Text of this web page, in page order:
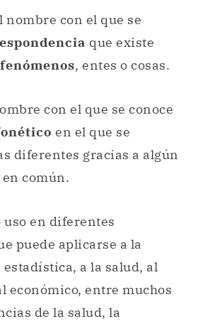
nombre con el que se
que existe
fenómenos, entes o cosas.
con el que se conoce
en el que se
diferentes gracias a algún
común.
en diferentes
puede aplicarse a la
a la salud, al
económico, entre muchos
de la salud, la